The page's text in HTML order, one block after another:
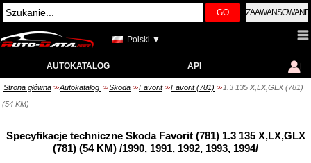
GO ZAAWANSOWANE
Polski ▼
AUTOKATALOG API
Strona główna >> Autokatalog >> Skoda >> Favorit >> Favorit (781) >> 1.3 135 X,LX,GLX (781)
(54 KM)
Specyfikacje techniczne Skoda Favorit (781) 1.3 135 X,LX,GLX
(781) (54 KM) /1990, 1991, 1992, 1993, 1994/